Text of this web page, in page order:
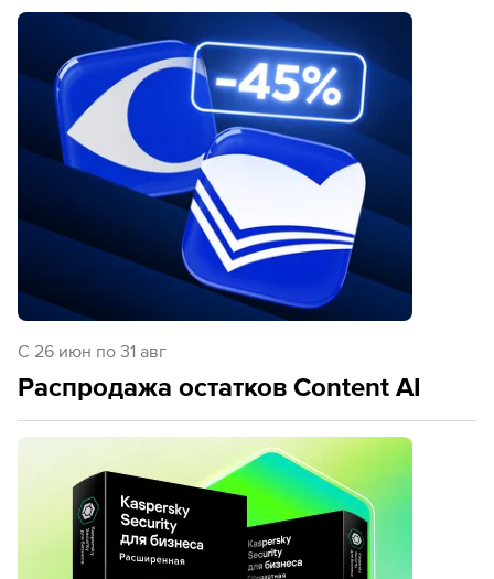
C 26 июн по 31 авг
Распродажа остатков Content AI